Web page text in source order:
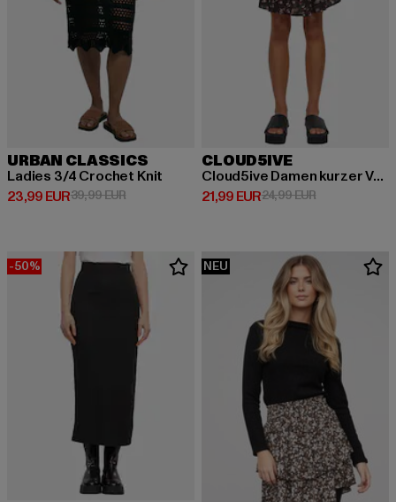
URBAN CLASSICS
Ladies 3/4 Crochet Knit
23,99 EUR
Derzeitiger Preis: 23,99 EUR
39,99 EURAktionspreis: 39,99 EUR
CLOUD5IVE
Cloud5ive Damen kurzer Volantrock mit breiten Bund Blumen Print
21,99 EUR
Derzeitiger Preis: 21,99 EUR
24,99 EURAktionspreis:
-50% NEU